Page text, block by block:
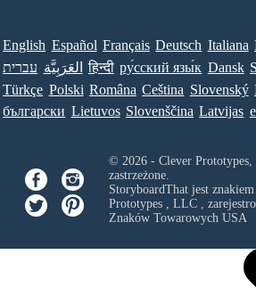
English Español Français Deutsch Italiana
עברית العَرَبِيَّة हिन्दी ру́сский язы́к Dansk
Türkçe Polski Româna Ceština Slovenský
български Lietuvos Slovenščina Latvijas
© 2026 - Clever
zastrzeżone.
StoryboardThat jest
Prototypes , LLC,
Znaków Towarowych USA